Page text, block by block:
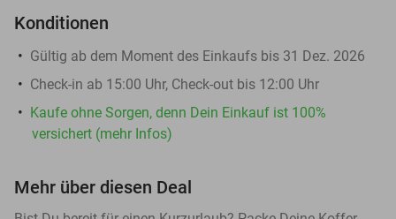
Konditionen
Gültig ab dem Moment des Einkaufs bis 31 Dez. 2026
Check-in ab 15:00 Uhr, Check-out bis 12:00 Uhr
Kaufe ohne Sorgen, denn Dein Einkauf ist 100%
versichert (mehr Infos)
Mehr über diesen Deal